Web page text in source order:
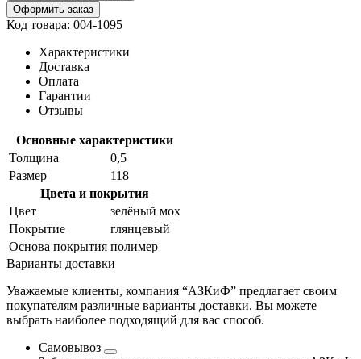
Оформить заказ
Код товара: 004-1095
Характеристики
Доставка
Оплата
Гарантии
Отзывы
Основные характеристики
Толщина
0,5
Размер
118
Цвета и покрытия
Цвет
зелёный мох
Покрытие
глянцевый
Основа покрытия полимер
Варианты доставки
Уважаемые клиенты, компания “АЗКиФ” предлагает своим
покупателям различные варианты доставки. Вы можете
выбрать наиболее подходящий для вас способ.
Самовывоз